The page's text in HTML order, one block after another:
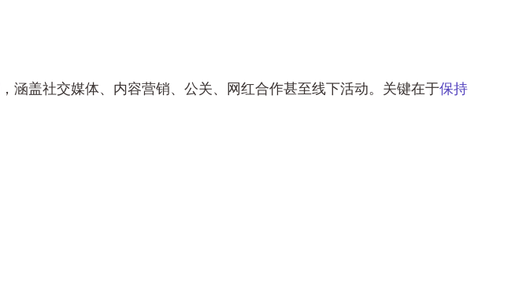
，涵盖社交媒体、内容营销、公关、网红合作甚至线下活动。关键在于保持